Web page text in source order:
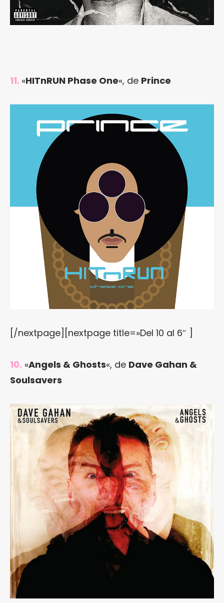
11. «HITnRUN Phase One«, de Prince
[/nextpage][nextpage title=»Del 10 al 6″ ]
10. «Angels & Ghosts«, de Dave Gahan &
Soulsavers